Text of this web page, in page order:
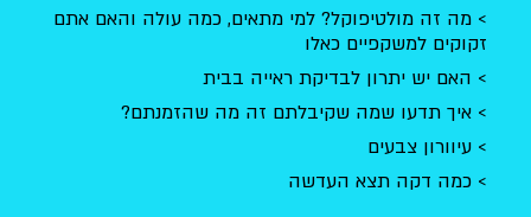
מה זה מולטיפוקל? למי מתאים, כמה עולה והאם אתם
זקוקים למשקפיים כאלו
האם יש יתרון לבדיקת ראייה בבית
איך תדעו שמה שקיבלתם זה מה שהזמנתם?
עיוורון צבעים
כמה דקה תצא העדשה